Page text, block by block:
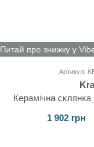
Питай про знижку у
Артикул:
Керамічна
1 902 грн